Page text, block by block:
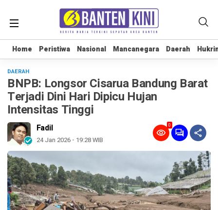
Home Peristiwa Nasional Mancanegara Daerah
Home Peristiwa Nasional Mancanegara Daerah
DAERAH
BNPB: Longsor Cisarua Bandung Barat
Terjadi Dini Hari Dipicu Hujan
Intensitas Tinggi
Fadil
24 Jan 2026 - 19:28 WIB
0